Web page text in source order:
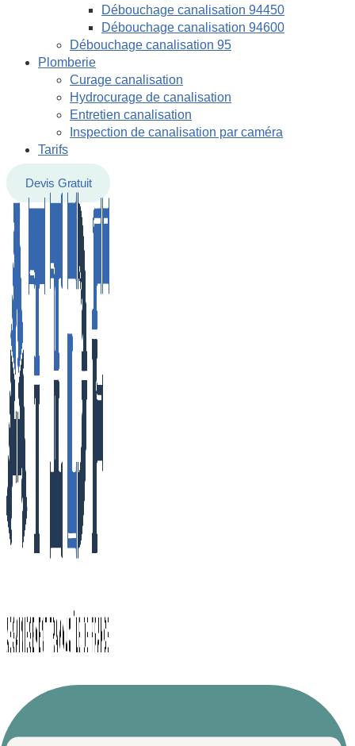
Débouchage canalisation 94450
Débouchage canalisation 94600
Débouchage canalisation 95
Plomberie
Curage canalisation
Hydrocurage de canalisation
Entretien canalisation
Inspection de canalisation par caméra
Tarifs
Devis Gratuit